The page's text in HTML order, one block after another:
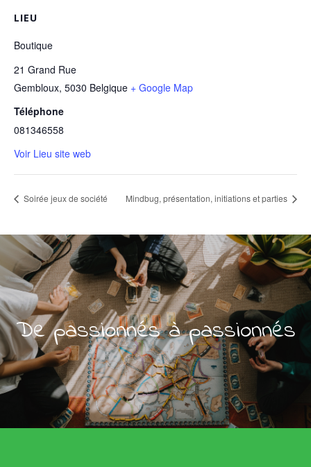
LIEU
Boutique
21 Grand Rue
Gembloux, 5030 Belgique + Google Map
Téléphone
081346558
Voir Lieu site web
Soirée jeux de société Mindbug, présentation, initiations et parties
De passionnés à passionnés